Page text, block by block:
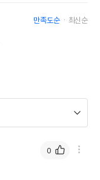
만족도순 최신순
0